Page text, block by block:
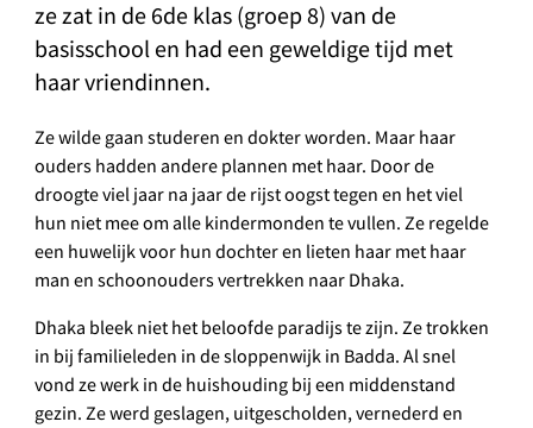
ze zat in de 6de klas (groep 8) van de
basisschool en had een geweldige tijd met
haar vriendinnen.
Ze wilde gaan studeren en dokter worden. Maar haar
ouders hadden andere plannen met haar. Door de
droogte viel jaar na jaar de rijst oogst tegen en het viel
hun niet mee om alle kindermonden te vullen. Ze regelde
een huwelijk voor hun dochter en lieten haar met haar
man en schoonouders vertrekken naar Dhaka.
Dhaka bleek niet het beloofde paradijs te zijn. Ze trokken
in bij familieleden in de sloppenwijk in Badda. Al snel
vond ze werk in de huishouding bij een middenstand
gezin. Ze werd geslagen, uitgescholden, vernederd en